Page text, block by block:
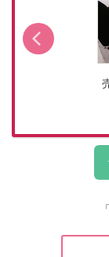
「